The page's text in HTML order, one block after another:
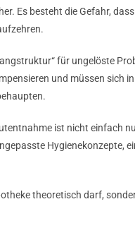
Es besteht die Gefahr,
für ungelöste
und müssen sich
ist nicht einfach
Hygienekonzepte,
theoretisch darf,